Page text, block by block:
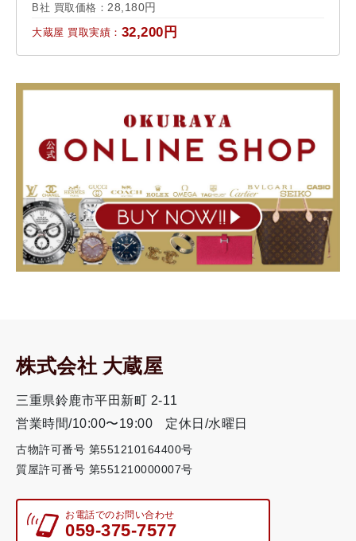
B社 買取価格： 28,180円
大蔵屋 買取実績： 32,200円
株式会社 大蔵屋
三重県鈴鹿市平田新町 2-11
営業時間/10:00〜19:00
定休日/水曜日
古物許可番号 第551210164400号
質屋許可番号 第551210000007号
お電話でのお問い合わせ
059-375-7577